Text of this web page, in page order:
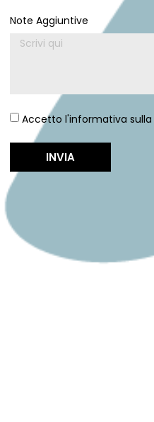
Note Aggiuntive
Accetto l'informativa sulla
INVIA